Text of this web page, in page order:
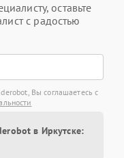
оставьте
с радостью
Вы соглашаетесь с
в Иркутске: